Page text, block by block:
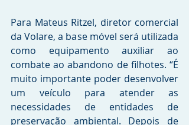
Para Mateus Ritzel, diretor comercial
da Volare, a base móvel será utilizada
como equipamento auxiliar ao
combate ao abandono de filhotes. “É
muito importante poder desenvolver
um veículo para atender as
necessidades de entidades de
preservação ambiental. Depois de